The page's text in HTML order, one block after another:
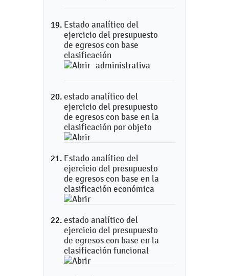
Estado analítico del
ejercicio del presupuesto
de egresos con base
clasificación
administrativa
estado analítico del
ejercicio del presupuesto
de egresos con base en la
clasificación por objeto
Estado analítico del
ejercicio del presupuesto
de egresos con base en la
clasificación económica
estado analítico del
ejercicio del presupuesto
de egresos con base en la
clasificación funcional